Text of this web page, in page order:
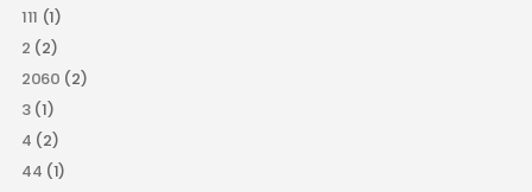
111 (1)
2 (2)
2060 (2)
3(1)
4 (2)
44 (1)